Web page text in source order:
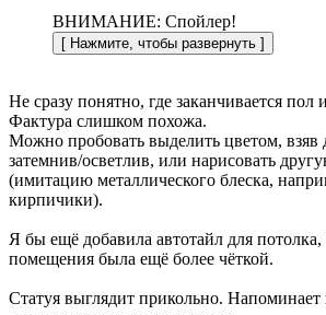
ВНИМАНИЕ: Спойлер!
Не сразу понятно, где заканчивается пол
Фактура слишком похожа.
Можно пробовать выделить цветом, взяв
затемнив/осветлив, или нарисовать
(имитацию металлического блеска,
кирпичики).
Я бы ещё добавила автотайл для
помещения была ещё более чёткой.
Статуя выглядит прикольно. Напоминает